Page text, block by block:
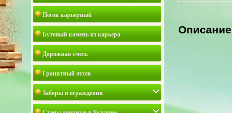
Песок карьерный
Бутовый камень из карьера
Дорожная смесь
Гранитный отсев
Заборы и ограждения
Описание